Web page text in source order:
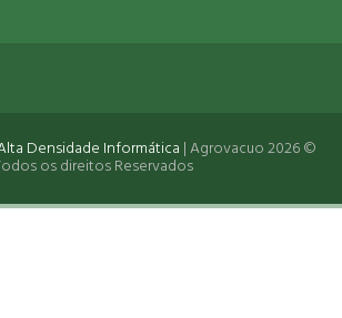
Densidade Informática | Agrovacuo 2026 ©
os direitos Reservados